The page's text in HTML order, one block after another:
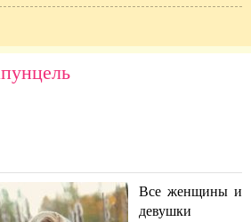
Все женщины и
девушки